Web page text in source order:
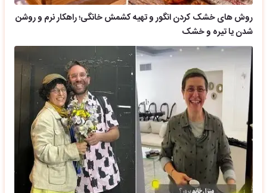
روش های خشک کردن انگور و تهیه کشمش خانگی؛ راهکار نرم و روشن
شدن یا تیره و خشک